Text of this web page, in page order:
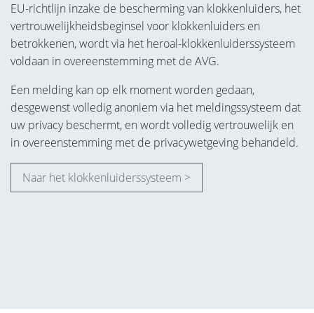
EU-richtlijn inzake de bescherming van klokkenluiders, het
vertrouwelijkheidsbeginsel voor klokkenluiders en
betrokkenen, wordt via het heroal-klokkenluiderssysteem
voldaan in overeenstemming met de AVG.
Een melding kan op elk moment worden gedaan,
desgewenst volledig anoniem via het meldingssysteem dat
uw privacy beschermt, en wordt volledig vertrouwelijk en
in overeenstemming met de privacywetgeving behandeld.
Naar het klokkenluiderssysteem >